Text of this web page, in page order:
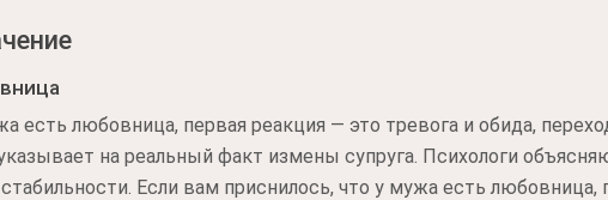
есть любовница, первая реакция — это тревога и обида,
на реальный факт измены супруга. Психологи
Если вам приснилось, что у мужа есть любовница,